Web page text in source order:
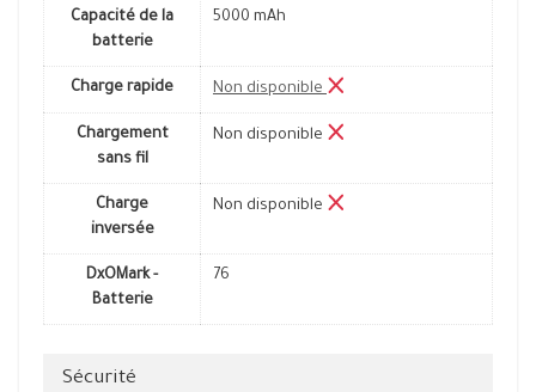
Capacité de la
batterie
5000 mAh
Charge rapide Non disponible
Chargement
sans fil
Non disponible
Charge
inversée
Non disponible
DxOMark -
Batterie
76
Sécurité